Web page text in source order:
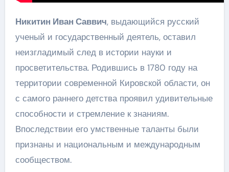
Никитин Иван Саввич, выдающийся русский
ученый и государственный деятель, оставил
неизгладимый след в истории науки и
просветительства. Родившись в 1780 году на
территории современной Кировской области, он
с самого раннего детства проявил удивительные
способности и стремление к знаниям.
Впоследствии его умственные таланты были
признаны и национальным и международным
сообществом.